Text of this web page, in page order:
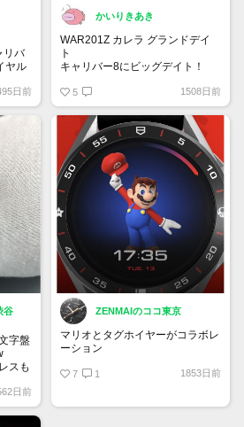
リバ
ヤル
mm
日前
かいりきあき
WAR201Z カレラ グランドデイ
ト
キャリバー8にビッグデイト！
象 5 1508日前
谷
字盤
スも
日前
ZENMAIのココ東京
マリオとタグホイヤーがコラボレ
ーション
7 1 1853日前